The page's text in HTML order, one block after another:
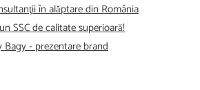
în alăptare din România
SSC de calitate superioară!
Bagy - prezentare brand